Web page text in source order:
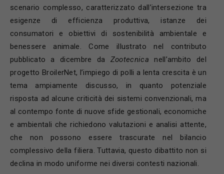
scenario complesso, caratterizzato dall’intersezione tra
esigenze di efficienza produttiva, istanze dei
consumatori e obiettivi di sostenibilità ambientale e
benessere animale. Come illustrato nel contributo
pubblicato a dicembre da Zootecnica nell’ambito del
progetto BroilerNet, l’impiego di polli a lenta crescita è un
tema ampiamente discusso, in quanto potenziale
risposta ad alcune criticità dei sistemi convenzionali, ma
al contempo fonte di nuove sfide gestionali, economiche
e ambientali che richiedono valutazioni e analisi attente,
che non possono essere trascurate nel bilancio
complessivo della filiera. Tuttavia, questo dibattito non si
declina in modo uniforme nei diversi contesti nazionali.